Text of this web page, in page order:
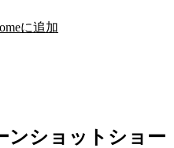
に追加
ンショットショー